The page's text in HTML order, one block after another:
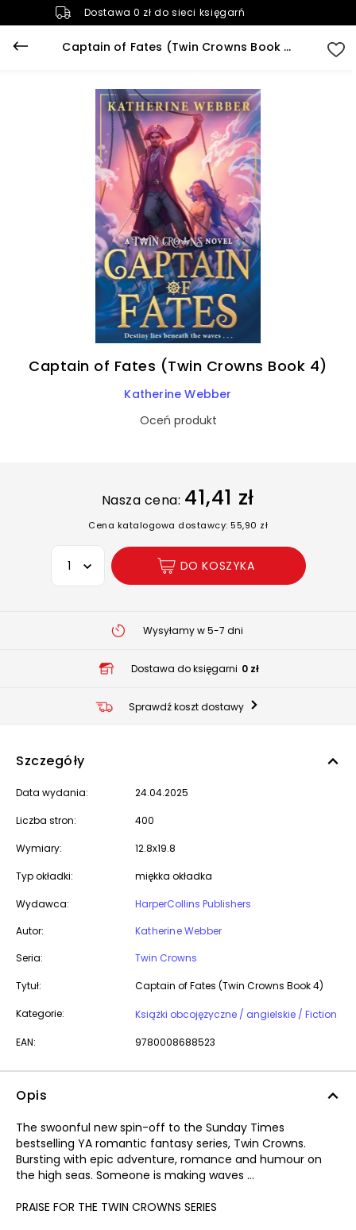
Dostawa 0 zł do sieci księgarń
Captain of Fates (Twin Crowns Book 4)
Captain of Fates (Twin Crowns Book 4)
Katherine Webber
Oceń produkt
Nasza cena: 41,41 zł
Cena katalogowa dostawcy: 55,90 zł
Wybierz opcję
DO KOSZYKA
Wysyłamy w 5-7 dni
Dostawa do księgarni 0 zł
Sprawdź koszt dostawy
Szczegóły
Data wydania: 24.04.2025
Liczba stron: 400
Wymiary: 12.8x19.8
Typ okładki: miękka okładka
Wydawca:
HarperCollins Publishers
Autor:
Katherine Webber
Seria:
Twin Crowns
Tytuł: Captain of Fates (Twin Crowns Book 4)
Kategorie: Książki obcojęzyczne / angielskie / Fiction
EAN: 9780008688523
Opis
The swoonful new spin-off to the Sunday Times
bestselling YA romantic fantasy series, Twin Crowns.
Bursting with epic adventure, romance and humour on
the high seas. Someone is making waves …
PRAISE FOR THE TWIN CROWNS SERIES